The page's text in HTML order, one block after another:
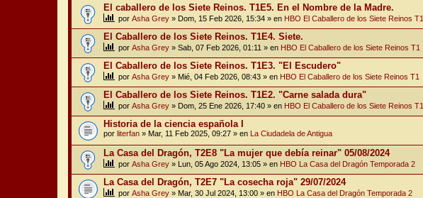
El caballero de los Siete Reinos. T1E5. En el Nombre de la Madre.
por Asha Grey » Dom, 15 Feb 2026, 15:34 » en HBO El Caballero de los Siete Reinos T1
El Caballero de los Siete Reinos. T1E4. Siete.
por Asha Grey » Sab, 07 Feb 2026, 01:11 » en HBO El Caballero de los Siete Reinos T1
El Caballero de los Siete Reinos. T1E3. "El Escudero"
por Asha Grey » Mié, 04 Feb 2026, 08:43 » en HBO El Caballero de los Siete Reinos T1
El Caballero de los Siete Reinos. T1E2. "Carne salada dura"
por Asha Grey » Dom, 25 Ene 2026, 17:40 » en HBO El Caballero de los Siete Reinos T1
Historia de la ciencia española I
por literfan » Mar, 11 Feb 2025, 09:27 » en La Ciudadela de Antigua
La Casa del Dragón, T2E8 "La mujer que debía reinar" 05/08/2024
por Asha Grey » Lun, 05 Ago 2024, 13:05 » en HBO La Casa del Dragón Temporada 2
La Casa del Dragón, T2E7 "La cosecha roja" 29/07/2024
por Asha Grey » Mar, 30 Jul 2024, 13:00 » en HBO La Casa del Dragón Temporada 2